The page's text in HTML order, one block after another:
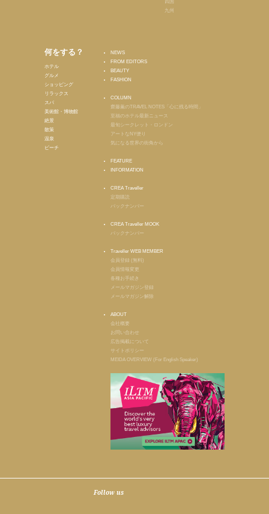
四国
九州
何をする？
ホテル
グルメ
ショッピング
リラックス
スパ
美術館・博物館
絶景
散策
温泉
ビーチ
NEWS
FROM EDITORS
BEAUTY
FASHION
COLUMN
齋藤薫のTRAVEL NOTES「心に残る時間」
至福のホテル最新ニュース
最旬シークレット・ロンドン
アートなNY便り
気になる世界の街角から
FEATURE
INFORMATION
CREA Traveller
定期購読
バックナンバー
CREA Traveller MOOK
バックナンバー
Traveller WEB MEMBER
会員登録 (無料)
会員情報変更
各種お手続き
メールマガジン登録
メールマガジン解除
ABOUT
会社概要
お問い合わせ
広告掲載について
サイトポリシー
MEIDA OVERVIEW (For English Speaker)
Follow us